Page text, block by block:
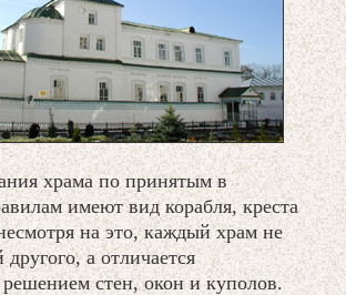
храма по принятым в
имеют вид корабля, креста
на это, каждый храм не
другого, а отличается
стен, окон и куполов.